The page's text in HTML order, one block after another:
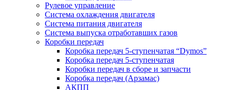
Рулевое управление
Система охлаждения двигателя
Система питания двигателя
Система выпуска отработавших газов
Коробки передач
Коробка передач 5-ступенчатая “Dymos”
Коробка передач 5-ступенчатая
Коробки передач в сборе и запчасти
Коробка передач (Арзамас)
АКПП